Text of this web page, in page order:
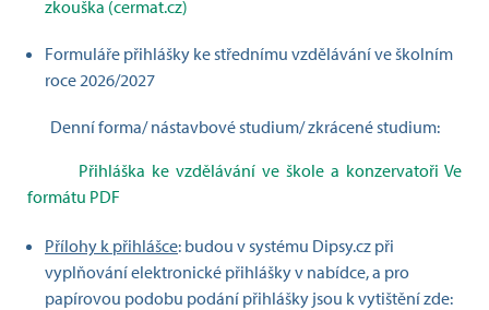
zkouška (cermat.cz)
Formuláře přihlášky ke střednímu vzdělávání ve školním
roce 2026/2027
Denní forma/ nástavbové studium/ zkrácené studium:
Přihláška ke vzdělávání ve škole a konzervatoři Ve
formátu PDF
Přílohy k přihlášce: budou v systému Dipsy.cz při
vyplňování elektronické přihlášky v nabídce, a pro
papírovou podobu podání přihlášky jsou k vytištění zde: